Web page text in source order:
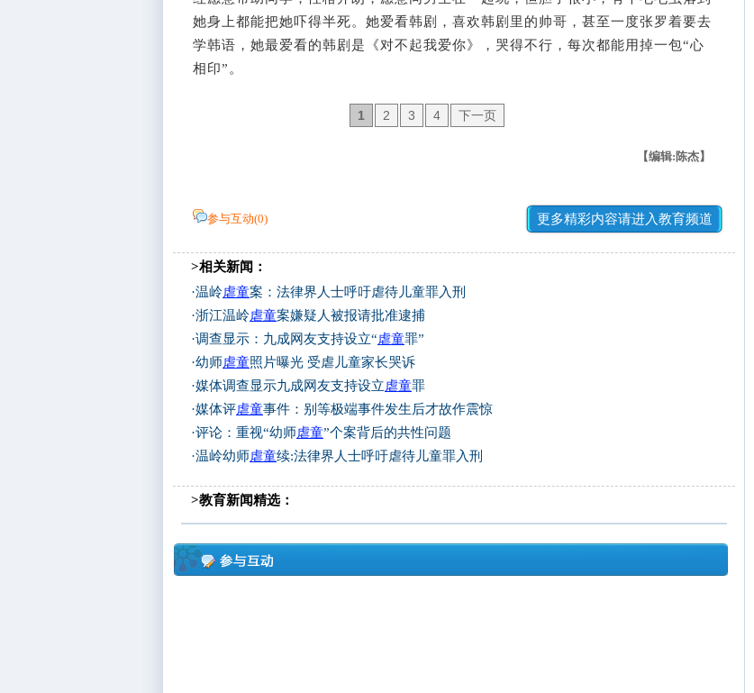
她身上都能把她吓得半死。她爱看韩剧，喜欢韩剧里的帅哥，甚至一度张罗着要去
学韩语，她最爱看的韩剧是《对不起我爱你》，哭得不行，每次都能用掉一包“心
相印”。
1 2 3 4 下一页
【编辑:陈杰】
参与互动(0) 更多精彩内容请进入教育频道
>相关新闻：
·温岭虐童案：法律界人士呼吁虐待儿童罪入刑
·浙江温岭虐童案嫌疑人被报请批准逮捕
·调查显示：九成网友支持设立“虐童罪”
·幼师虐童照片曝光 受虐儿童家长哭诉
·媒体调查显示九成网友支持设立虐童罪
·媒体评虐童事件：别等极端事件发生后才故作震惊
·评论：重视“幼师虐童”个案背后的共性问题
·温岭幼师虐童续:法律界人士呼吁虐待儿童罪入刑
>教育新闻精选：